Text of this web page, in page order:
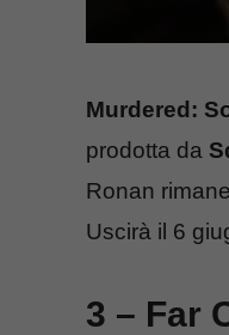
Murdered:
prodotta da
Ronan
Uscirà il 6
3 – Far